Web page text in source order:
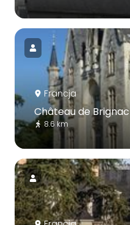
Francja
Château de Brignac
8.6 km